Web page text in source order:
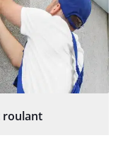
roulant